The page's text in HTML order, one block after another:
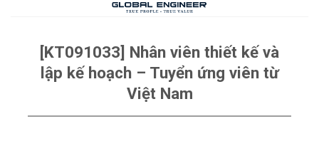
[KT091033] Nhân viên thiết kế và
lập kế hoạch – Tuyển ứng viên từ
Việt Nam